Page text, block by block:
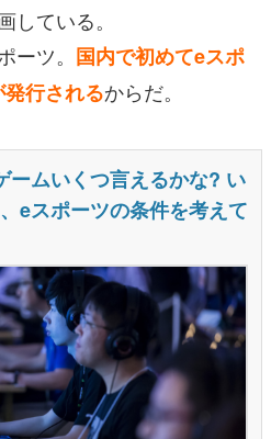
している。
ツ。 国内で初めてeスポ
行されるからだ。